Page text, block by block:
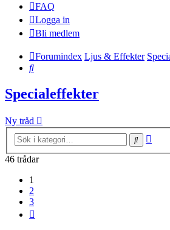
FAQ
Logga in
Bli medlem
Forumindex Ljus & Effekter
Sök
Specialeffekter
Ny tråd
Sök
46 trådar
1
2
3